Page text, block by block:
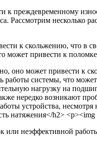
к преждевременному
Рассмотрим несколько
к скольжению, что в
может привести к
или неэффективной